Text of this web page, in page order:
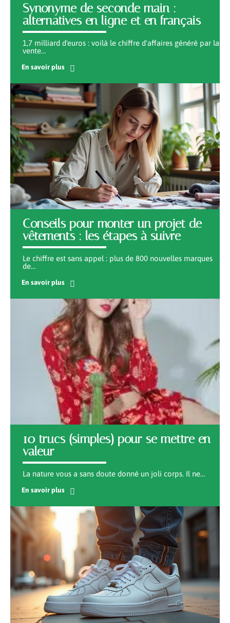
Synonyme de seconde main :
alternatives en ligne et en français
1,7 milliard d'euros : voilà le chiffre d'affaires généré par la
vente…
En savoir plus
Conseils pour monter un projet de
vêtements : les étapes à suivre
Le chiffre est sans appel : plus de 800 nouvelles marques
de…
En savoir plus
10 trucs (simples) pour se mettre en
valeur
La nature vous a sans doute donné un joli corps. Il ne…
En savoir plus